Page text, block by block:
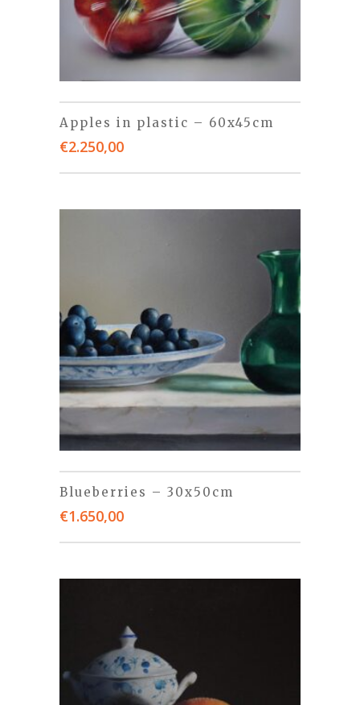
Apples in plastic – 60x45cm
€2.250,00
Blueberries – 30x50cm
€1.650,00